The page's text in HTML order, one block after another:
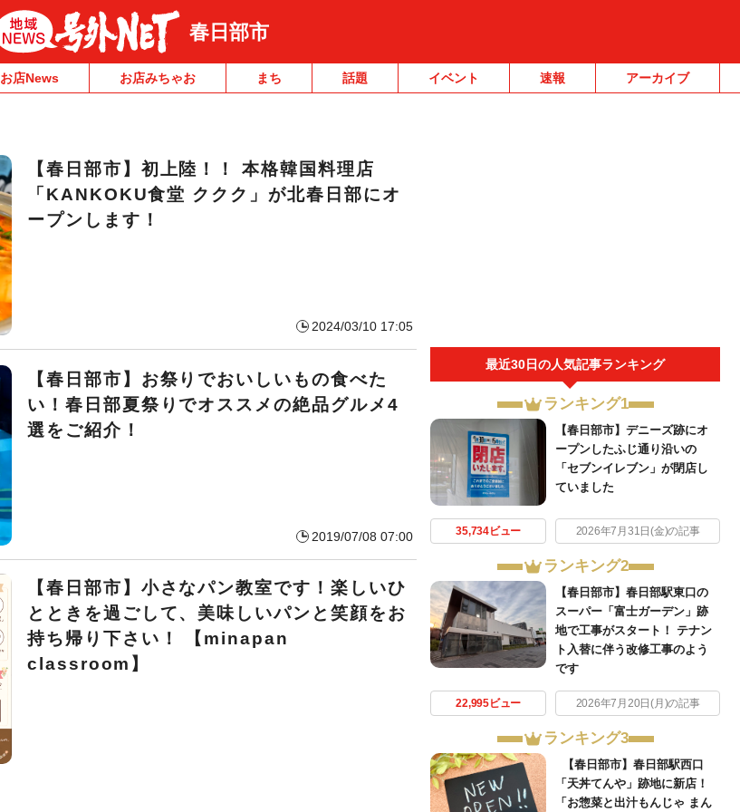
春日部市
お店News お店みちゃお まち 話題 イベント 速報 アーカイブ
【春日部市】初上陸！！ 本格韓国料理店
「KANKOKU食堂 ククク」が北春日部にオ
ープンします！
2024/03/10 17:05
【春日部市】お祭りでおいしいもの食べた
い！春日部夏祭りでオススメの絶品グルメ4
選をご紹介！
2019/07/08 07:00
【春日部市】小さなパン教室です！楽しいひ
とときを過ごして、美味しいパンと笑顔をお
持ち帰り下さい！ 【minapan
classroom】
最近30日の人気記事ランキング
ランキング1
【春日部市】デニーズ跡にオ
ープンしたふじ通り沿いの
「セブンイレブン」が閉店し
ていました
35,734ビュー 2026年7月31日(金)の記事
ランキング2
【春日部市】春日部駅東口の
スーパー「富士ガーデン」跡
地で工事がスタート！ テナン
ト入替に伴う改修工事のよう
です
22,995ビュー 2026年7月20日(月)の記事
ランキング3
【春日部市】春日部駅西口
「天丼てんや」跡地に新店！
「お惣菜と出汁もんじゃ まん